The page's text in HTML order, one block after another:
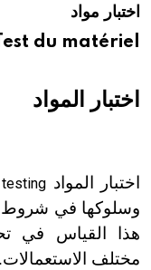
اختبار مواد
du matériel
اختبار المواد
اختبار المواد
وسلوكها في شروط
هذا القياس في
مختلف